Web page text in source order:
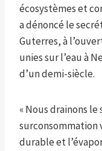
écosystèmes et
a dénoncé le
Guterres, à
unies sur l’eau à
d’un demi-siècle.
« Nous drainons
surconsommation
durable et